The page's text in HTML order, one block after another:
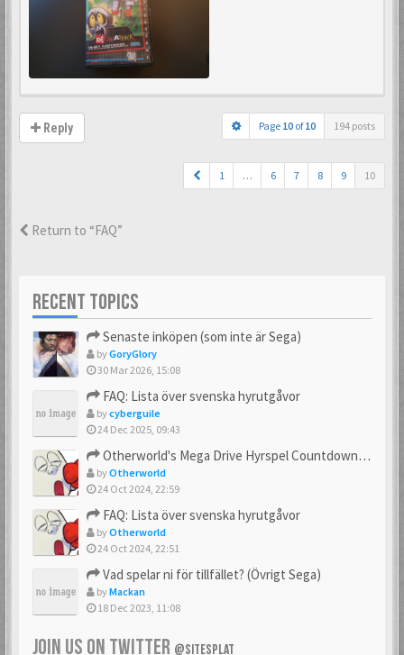
Reply Page 10 of10 194 posts
1 … 6 7 8 9 10
Return to “FAQ”
RECENT TOPICS
Senaste inköpen (som inte är Sega)
byGoryGlory
30 Mar 2026, 15:08
FAQ: Lista över svenska hyrutgåvor
bycyberguile
24 Dec 2025, 09:43
Otherworld's Mega Drive Hyrspel Countdown Tråd!
byOtherworld
24 Oct 2024, 22:59
FAQ: Lista över svenska hyrutgåvor
byOtherworld
24 Oct 2024, 22:51
Vad spelar ni för tillfället? (Övrigt Sega)
byMackan
18 Dec 2023, 11:08
JOIN US ON TWITTER @SITESPLAT